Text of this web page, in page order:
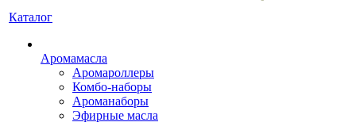
Каталог
Аромамасла
Аромароллеры
Комбо-наборы
Ароманаборы
Эфирные масла